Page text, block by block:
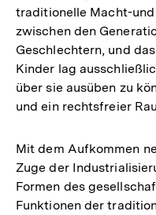
traditionelle Macht-
zwischen den
Geschlechtern, und
Kinder lag
über sie ausüben zu
und ein rechtsfreier
Mit dem Aufkommen
Zuge der
Formen des
Funktionen der